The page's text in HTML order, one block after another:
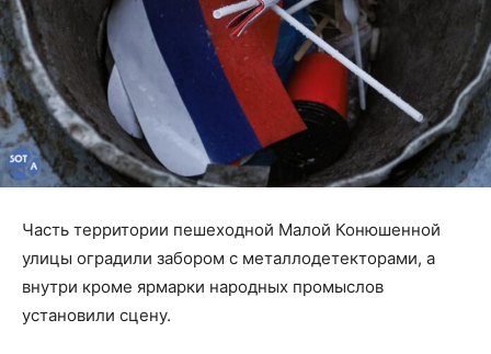
Часть территории пешеходной Малой Конюшенной
улицы оградили забором с металлодетекторами, а
внутри кроме ярмарки народных промыслов
установили сцену.